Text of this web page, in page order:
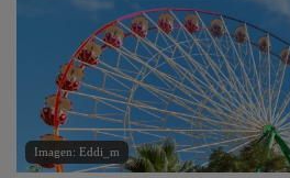
Imagen: Eddi_m